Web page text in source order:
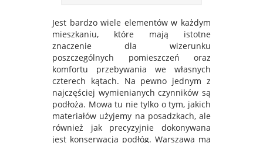
Jest bardzo wiele elementów w każdym
mieszkaniu, które mają istotne
znaczenie dla wizerunku
poszczególnych pomieszczeń oraz
komfortu przebywania we własnych
czterech kątach. Na pewno jednym z
najczęściej wymienianych czynników są
podłoża. Mowa tu nie tylko o tym, jakich
materiałów użyjemy na posadzkach, ale
również jak precyzyjnie dokonywana
jest konserwacja podłóg. Warszawa ma